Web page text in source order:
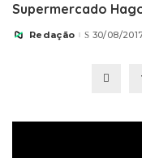
Supermercado
Posted
Redação 30/08/